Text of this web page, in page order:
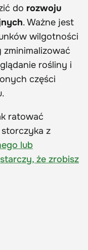
do rozwoju
. Ważne jest
wilgotności
zminimalizować
rośliny i
części
ratować
z
lub
że zrobisz